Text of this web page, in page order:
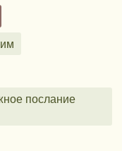
послание